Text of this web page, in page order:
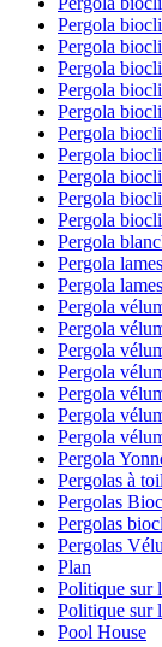
Pergola
Pergola
Pergola
Pergola
Pergola
Pergola
Pergola
Pergola
Pergola
Pergola
Pergola
Pergola
Pergola
Pergola
Pergola
Pergola
Pergola
Pergola
Pergola
Pergola
Pergola
Pergolas à
Pergolas
Pergolas
Pergolas
Plan
Politique sur
Politique sur
Pool House